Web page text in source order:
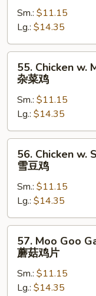
Broccoli
兰
鸡
Sm.: $11.15
Lg.: $14.35
Chicken
Mixed
Vegetable
杂
菜
55. Chicken w.
杂菜鸡
Sm.: $11.15
Lg.: $14.35
Chicken
Snow
Peas
雪
豆
56. Chicken w.
雪豆鸡
Sm.: $11.15
Lg.: $14.35
Moo
Goo
Gai
Pan
57. Moo Goo
蘑菇鸡片
Sm.: $11.15
Lg.: $14.35